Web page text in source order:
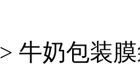
> 牛奶包装